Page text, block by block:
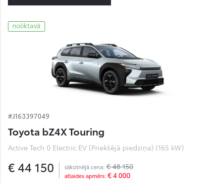
noliktavā
#J163397049
Toyota bZ4X Touring
Active Tech 0 Electric EV (Priekšējā piedziņa) (165 kW)
€ 44 150 sākotnējā cena: € 48 150
atlaides apmērs: € 4 000